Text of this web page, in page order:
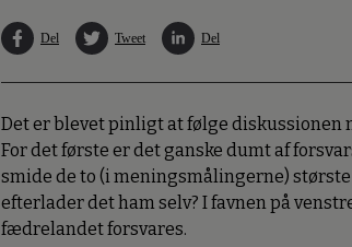
Del Tweet Del
Det er blevet pinligt at følge
For det første er det ganske dumt af
smide de to (i meningsmålingerne)
efterlader det ham selv? I favnen på
fædrelandet forsvares.